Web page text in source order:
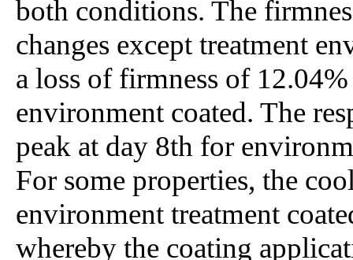
both conditions. The
changes except treatment
a loss of firmness of
environment coated. The
peak at day 8th for
For some properties, the
environment treatment
whereby the coating